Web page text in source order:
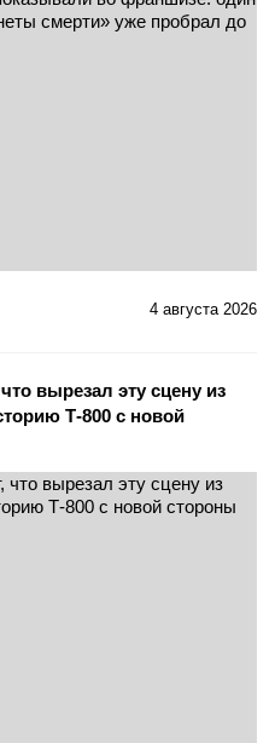
4 августа 2026
вырезал эту сцену из
Т-800 с новой